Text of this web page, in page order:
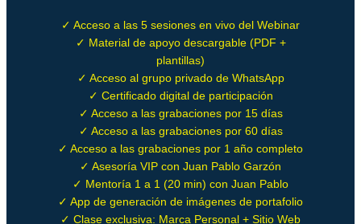
✓ Acceso a las 5 sesiones en vivo del Webinar
✓ Material de apoyo descargable (PDF +
plantillas)
✓ Acceso al grupo privado de WhatsApp
✓ Certificado digital de participación
✓ Acceso a las grabaciones por 15 días
✓ Acceso a las grabaciones por 60 días
✓ Acceso a las grabaciones por 1 año completo
✓ Asesoría VIP con Juan Pablo Garzón
✓ Mentoría 1 a 1 (20 min) con Juan Pablo
✓ App de generación de imágenes de portafolio
✓ Clase exclusiva: Marca Personal + Sitio Web